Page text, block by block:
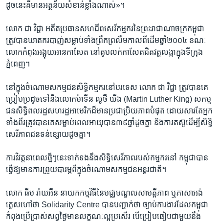
ដូច​នេះ​គឺ​មាន​អត្ថន័យ​សំខាន់​ខ្លាំង​ណាស់»។
លោក ជា វិជ្ជា​ អតីត​ប្រធាន​សហជីព​សេរី​កម្មករ​នៃ​ព្រះ​រាជា​ណា​ចក្រ​កម្ពុជា​
ត្រូវ​បាន​ឃាតករ​បាញ់​សម្លាប់​ទាំង​ព្រឹក​ព្រលឹម​កាល​ពី​ដើម​ឆ្នាំ​២០០៤ ខណៈ​
លោក​កំពុងអង្គុយអាន​កាសែត នៅ​តូបលក់​កាសែត​ជិតវត្ត​លង្កា​ក្នុងទីក្រុង​
ភ្នំពេញ។
នៅ​ក្នុង​ចំណោម​សកម្ម​ជន​សិទ្ធិ​កម្មករ​នៅ​បរទេស លោក​ ជា ​វិជ្ជា ត្រូវ​បាន​គេ​
ប្រៀប​ប្រដូច​ទៅ​នឹងលោក​ម៉ាទីន លូថឺ ឃីង (Martin ​Luther ​King) ​សកម្ម​
ជន​សិទ្ធិ​ពលរដ្ឋ​សហរដ្ឋ​អាមេរិក​ដ៏​មាន​ប្រជា​ប្រិយភាព​បំផុត ដោយ​សារ​តែ​អ្នក​
ទាំង​ពីរ​ត្រូវ​បាន​គេ​សម្លាប់​ពេល​អាយុ​បាន​៣៩​ឆ្នាំ​ដូចគ្នា និង​ការ​តស៊ូ​ដើម្បី​សិទ្ធិ
សេរី​ភាពជនទន់ខ្សោយ​ដូច​គ្នា។
ការវិវត្ត​នា​ពេល​ថ្មីៗ​នេះ​ទាក់​ទង​នឹង​សិទ្ធិ​សេរីភាព​របស់​កម្មករ​នៅ ​កម្ពុជា​បាន​
ធ្វើ​ឱ្យ​មាន​ការ​ព្រួយ​បារម្ភ​ពី​ក្នុង​ចំណោម​សកម្ម​ជន​អន្តរជាតិ។
លោក ធីម​ រ៉ាយអឹន​ នាយក​កម្មវិធីនៃ​មជ្ឈមណ្ឌល​សាមគ្គីភាព ឬភាសា​អង់​
គ្លេស​ហៅថា​ Solidarity Centre ​បាន​បញ្ជាក់ថា ច្បាប់​ការងារ​ដែល​កម្ពុជា​
កំពុង​ប្រើ​ប្រាស់​សព្វ​ថ្ងៃ​មាន​លក្ខណៈល្អប្រសើរ បើ​ប្រៀប​ធៀប​ជាមួយ​នឹង​